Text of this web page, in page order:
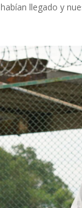
llegado y